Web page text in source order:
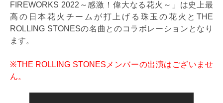
FIREWORKS 2022～感激！偉大なる花火～」は史上最
高の日本花火チームが打上げる珠玉の花火とTHE
ROLLING STONESの名曲とのコラボレーションとなり
ます。
※THE ROLLING STONESメンバーの出演はございませ
ん。